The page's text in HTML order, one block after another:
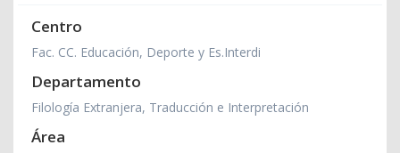
Centro
Fac. CC. Educación, Deporte y Es.Interdi
Departamento
Filología Extranjera, Traducción e Interpretación
Área